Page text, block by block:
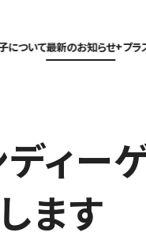
について最新のお知らせ+プラ
ィー
ます